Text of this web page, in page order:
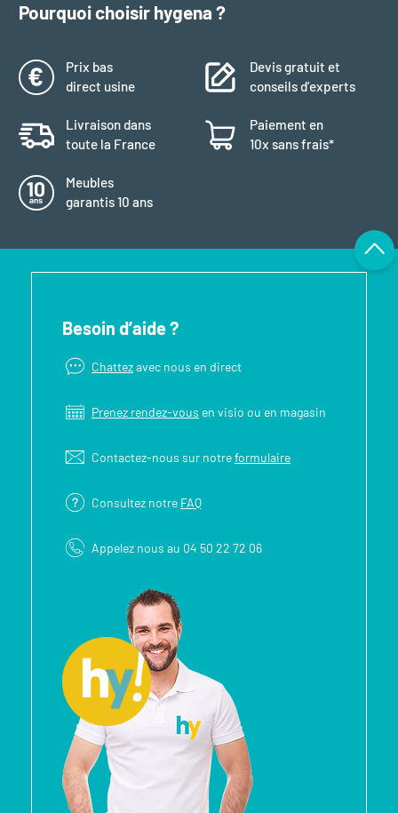
Pourquoi choisir hygena ?
Prix bas
direct usine
Devis gratuit et
conseils d’experts
Livraison dans
toute la France
Paiement en
10x sans frais*
Meubles
garantis 10 ans
Besoin d’aide ?
Chattezavec nous en direct
Prenez rendez-vous en visio ou en magasin
Contactez-nous sur notreformulaire
Consultez notre FAQ
Appelez nous au 04 50 22 72 06